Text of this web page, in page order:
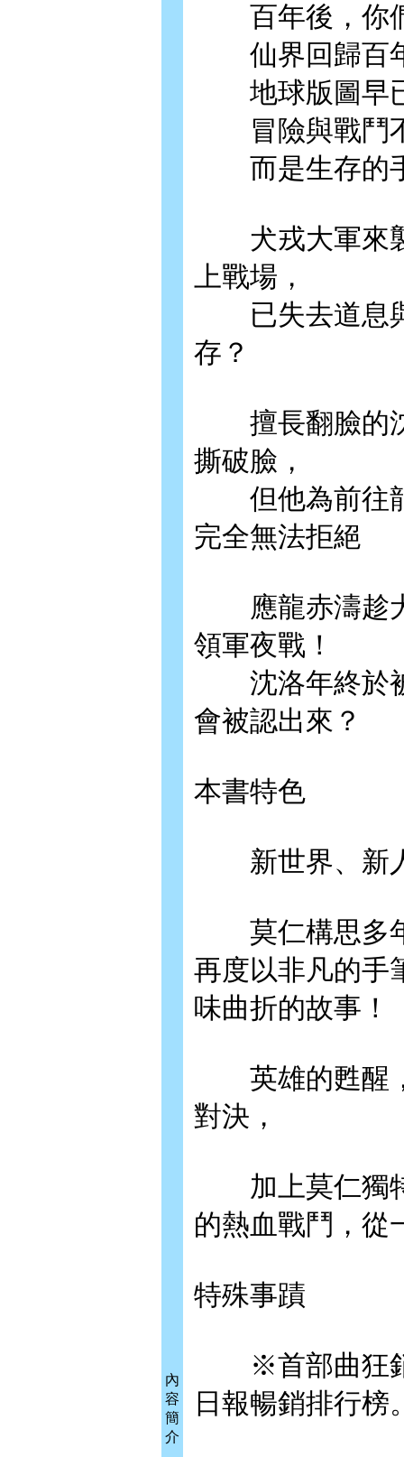
內
容
簡
介
百年後，你
仙界回歸百
地球版圖早
冒險與戰鬥
而是生存的
犬戎大軍來襲
上戰場，
已失去道息與
存？
擅長翻臉的沈
撕破臉，
但他為前往龍
完全無法拒絕
應龍赤濤趁犬
領軍夜戰！
沈洛年終於被
會被認出來？
本書特色
新世界、新
莫仁構思多年
再度以非凡的手
味曲折的故事！
英雄的甦醒，
對決，
加上莫仁獨特
的熱血戰鬥，從
特殊事蹟
※首部曲狂銷
日報暢銷排行榜